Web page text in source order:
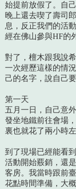
始提前放假了。自
晚上還去喫了壽司
息，反正我們的活
經在佛山參與HF的
對了，檀木跟我說
一次經歷這樣的情
己的名字，說自己
第一天
五月一日，自己意
發坐地鐵前往會場
裏也就花了兩小時左
到了現場已經能看
活動開始覈銷，還
客房。我當時跟前
花點時間準備，大